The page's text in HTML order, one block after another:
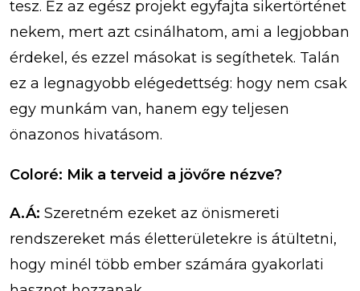
tesz. Ez az egész projekt egyfajta sikertörténet
nekem, mert azt csinálhatom, ami a legjobban
érdekel, és ezzel másokat is segíthetek. Talán
ez a legnagyobb elégedettség: hogy nem csak
egy munkám van, hanem egy teljesen
önazonos hivatásom.
Coloré: Mik a terveid a jövőre nézve?
A.Á: Szeretném ezeket az önismereti
rendszereket más életterületekre is átültetni,
hogy minél több ember számára gyakorlati